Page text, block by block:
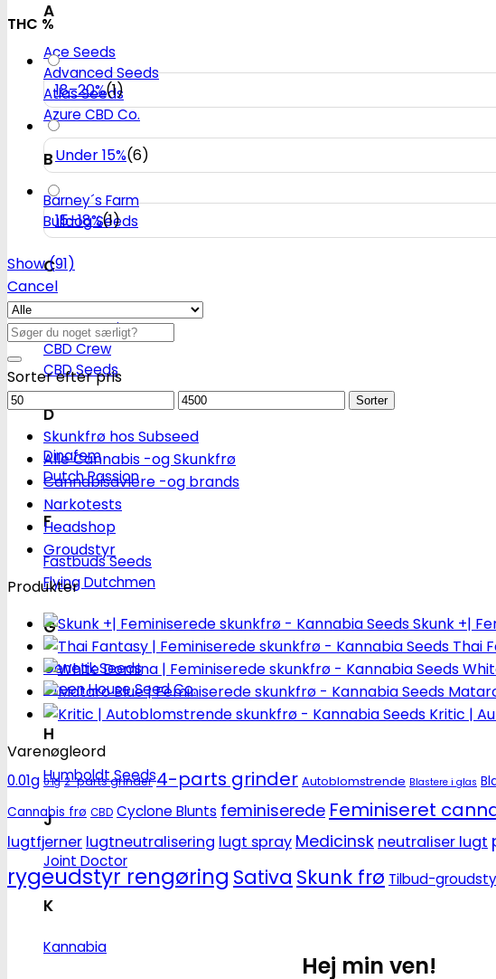
A
Ace Seeds
Advanced Seeds
Atlas Seeds
Azure CBD Co.
B
Barney´s Farm
Bulldog Seeds
C
Cali Connection
CBD Botanics
CBD Crew
CBD Seeds
D
Dinafem
Dutch Passion
F
Fastbuds Seeds
Flying Dutchmen
G
Genetik Seeds
Green House Seed Co.
H
Humboldt Seeds
J
Joint Doctor
K
Kannabia
THC %
18–20%(1)
Under 15%(6)
15–18%(1)
Show(91)
Cancel
Søg
efter:
Sorter efter pris
Mindstepris
Maks.
Sorter
Skunkfrø hos Subseed
Alle Cannabis -og Skunkfrø
Cannabisavlere -og brands
Narkotests
Headshop
Groudstyr
Produkter
Skunk +|
Thai
Kritic |
Varenøgleord
0.01g 0.1g 2-parts grinder 4-parts grinder Autoblomstrende Blastere i glas
Cannabis frø CBD Cyclone Blunts feminiserede Feminiseret
lugtfjerner lugtneutralisering lugt spray Medicinsk neutraliser lugt
rygeudstyr rengøring Sativa Skunk frø Tilbud-
Hej min ven!